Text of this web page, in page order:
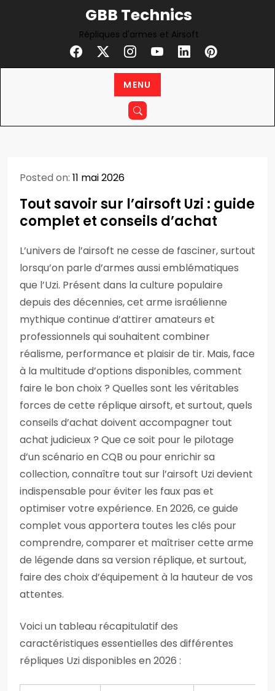
GBB Technics
Répliques d'armes et Airsoft
MENU
Posted on: 11 mai 2026
Tout savoir sur l’airsoft Uzi : guide
complet et conseils d’achat
L’univers de l’airsoft ne cesse de fasciner, surtout
lorsqu’on parle d’armes aussi emblématiques
que l’Uzi. Présent dans la culture populaire
depuis des décennies, cet arme israélienne
mythique continue d’attirer amateurs et
professionnels qui souhaitent combiner
réalisme, performance et plaisir de tir. Mais, face
à la multitude d’options disponibles, comment
faire le bon choix ? Quelles sont les véritables
forces de cette réplique airsoft, et surtout, quels
conseils d’achat doivent accompagner tout
achat judicieux ? Que ce soit pour le pilotage
d’un scénario en CQB ou pour enrichir sa
collection, connaître tout sur l’airsoft Uzi devient
indispensable pour éviter les faux pas et
optimiser votre expérience. En 2026, ce guide
complet vous apportera toutes les clés pour
comprendre, comparer et maîtriser cette arme
de légende dans sa version réplique, et surtout,
faire des choix d’équipement à la hauteur de vos
attentes.
Voici un tableau récapitulatif des
caractéristiques essentielles des différentes
répliques Uzi disponibles en 2026 :